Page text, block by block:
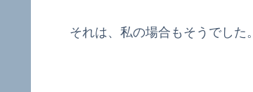
それは、私の場合もそうでした。